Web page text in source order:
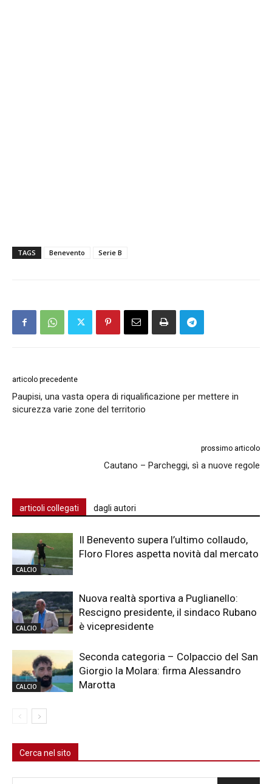
TAGS Benevento Serie B
articolo precedente
Paupisi, una vasta opera di riqualificazione per mettere in
sicurezza varie zone del territorio
prossimo articolo
Cautano – Parcheggi, sì a nuove regole
articoli collegati dagli autori
CALCIO
Il Benevento supera l’ultimo collaudo,
Floro Flores aspetta novità dal mercato
CALCIO
Nuova realtà sportiva a Puglianello:
Rescigno presidente, il sindaco Rubano
è vicepresidente
CALCIO
Seconda categoria – Colpaccio del San
Giorgio la Molara: firma Alessandro
Marotta
Cerca nel sito